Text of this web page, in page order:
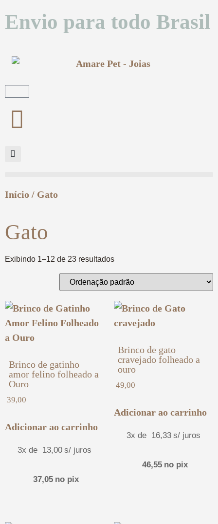
Envio para todo Brasil
Início / Gato
Gato
Exibindo 1–12 de 23 resultados
Brinco de gatinho
amor felino folheado a
Ouro
39,00
Adicionar ao carrinho
3x de 13,00 s/ juros
37,05 no pix
Brinco de gato
cravejado folheado a
ouro
49,00
Adicionar ao carrinho
3x de 16,33 s/ juros
46,55 no pix